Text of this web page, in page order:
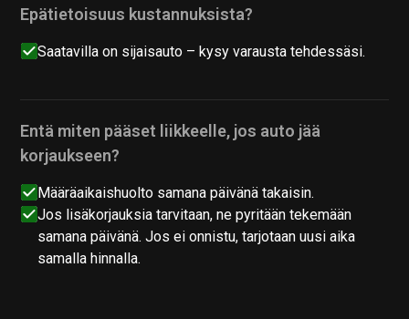
Epätietoisuus kustannuksista?
Saatavilla on sijaisauto – kysy varausta tehdessäsi.
Entä miten pääset liikkeelle, jos auto jää
korjaukseen?
Määräaikaishuolto samana päivänä takaisin.
Jos lisäkorjauksia tarvitaan, ne pyritään tekemään
samana päivänä. Jos ei onnistu, tarjotaan uusi aika
samalla hinnalla.